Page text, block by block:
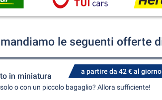
le seguenti offerte
a partire da 42 € al giorno
in miniatura
o con un piccolo bagaglio? Allora sufficiente!